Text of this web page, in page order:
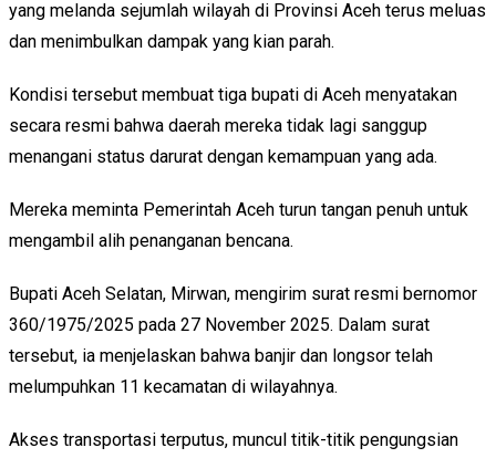
yang melanda sejumlah wilayah di Provinsi Aceh terus meluas
dan menimbulkan dampak yang kian parah.
Kondisi tersebut membuat tiga bupati di Aceh menyatakan
secara resmi bahwa daerah mereka tidak lagi sanggup
menangani status darurat dengan kemampuan yang ada.
Mereka meminta Pemerintah Aceh turun tangan penuh untuk
mengambil alih penanganan bencana.
Bupati Aceh Selatan, Mirwan, mengirim surat resmi bernomor
360/1975/2025 pada 27 November 2025. Dalam surat
tersebut, ia menjelaskan bahwa banjir dan longsor telah
melumpuhkan 11 kecamatan di wilayahnya.
Akses transportasi terputus, muncul titik-titik pengungsian